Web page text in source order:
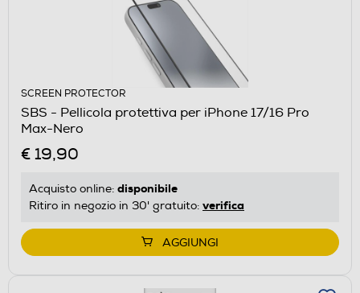
SCREEN PROTECTOR
SBS - Pellicola protettiva per iPhone 17/16 Pro
Max-Nero
€ 19,90
Acquisto online: disponibile
Ritiro in negozio in 30' gratuito: verifica
AGGIUNGI